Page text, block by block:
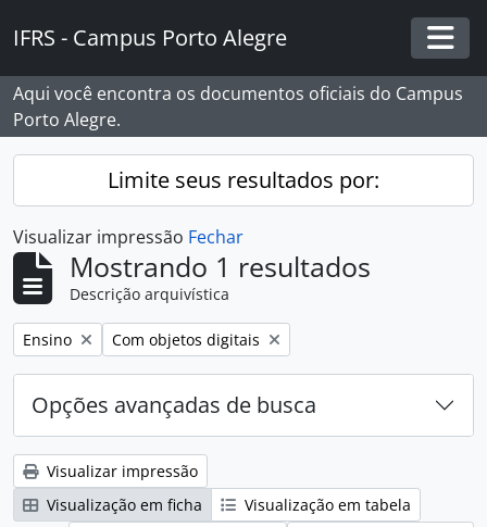
IFRS - Campus Porto Alegre
Aqui você encontra os documentos oficiais do Campus
Porto Alegre.
Limite seus resultados por:
Visualizar impressão Fechar
Mostrando 1 resultados
Descrição arquivística
Remover filtro:
Ensino Remover filtro:
Com objetos digitais
Opções avançadas de busca
Visualizar impressão
Visualização em ficha
Visualização em tabela